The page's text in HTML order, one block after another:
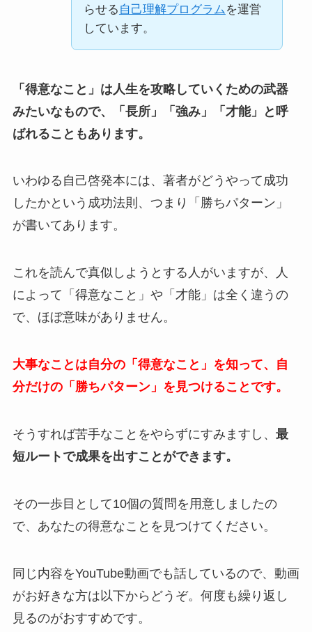
らせる 自己理解プログラムを運営
しています。
「得意なこと」は人生を攻略していくための武器
みたいなもので、「長所」「強み」「才能」と呼
ばれることもあります。
いわゆる自己啓発本には、著者がどうやって成功
したかという成功法則、つまり「勝ちパターン」
が書いてあります。
これを読んで真似しようとする人がいますが、人
によって「得意なこと」や「才能」は全く違うの
で、ほぼ意味がありません。
大事なことは自分の「得意なこと」を知って、自
分だけの「勝ちパターン」を見つけることです。
そうすれば苦手なことをやらずにすみますし、 最
短ルートで成果を出すことができます。
その一歩目として10個の質問を用意しましたの
で、あなたの得意なことを見つけてください。
同じ内容をYouTube動画でも話しているので、動画
がお好きな方は以下からどうぞ。何度も繰り返し
見るのがおすすめです。